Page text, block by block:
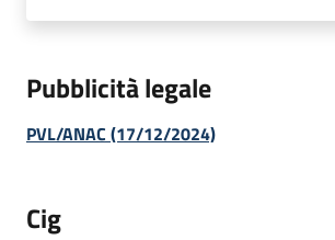
Pubblicità legale
PVL/ANAC (17/12/2024)
Cig